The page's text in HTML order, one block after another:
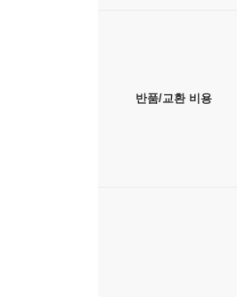
반품/교환 비용